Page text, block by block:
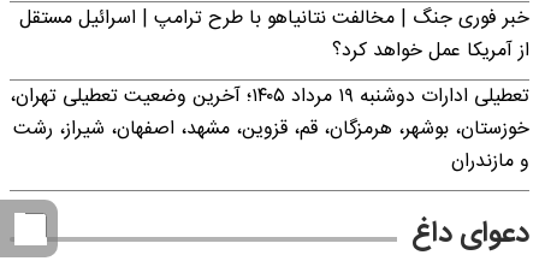
خبر فوری جنگ | مخالفت نتانیاهو با طرح ترامپ | اسرائیل مستقل
از آمریکا عمل خواهد کرد؟
تعطیلی ادارات دوشنبه ۱۹ مرداد ۱۴۰۵؛ آخرین وضعیت تعطیلی تهران،
خوزستان، بوشهر، هرمزگان، قم، قزوین، مشهد، اصفهان، شیراز، رشت
و مازندران
دعوای داغ